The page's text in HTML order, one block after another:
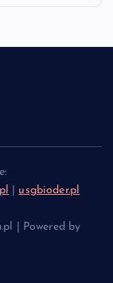
usgbioder.pl
| Powered by